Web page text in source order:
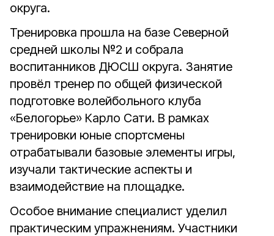
округа.
Тренировка прошла на базе Северной
средней школы №2 и собрала
воспитанников ДЮСШ округа. Занятие
провёл тренер по общей физической
подготовке волейбольного клуба
«Белогорье» Карло Сати. В рамках
тренировки юные спортсмены
отрабатывали базовые элементы игры,
изучали тактические аспекты и
взаимодействие на площадке.
Особое внимание специалист уделил
практическим упражнениям. Участники